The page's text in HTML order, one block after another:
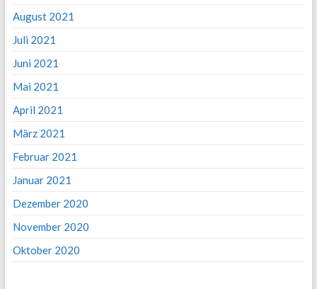
August 2021
Juli 2021
Juni 2021
Mai 2021
April 2021
März 2021
Februar 2021
Januar 2021
Dezember 2020
November 2020
Oktober 2020